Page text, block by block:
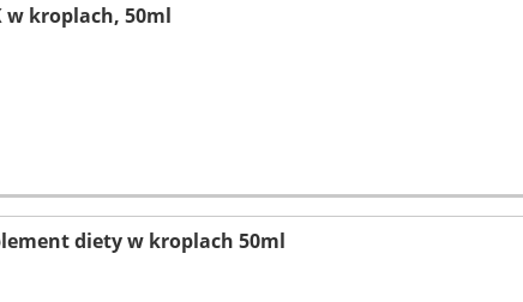
w kroplach, 50ml
diety w kroplach 50ml